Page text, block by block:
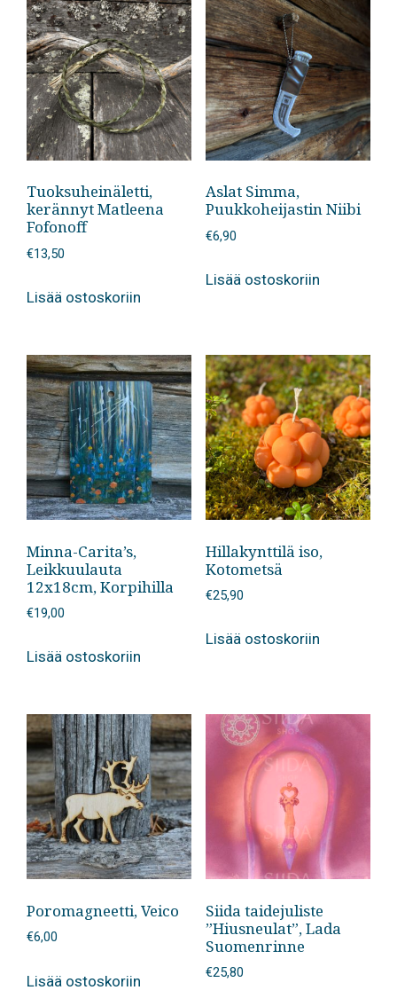
Tuoksuheinäletti,
kerännyt Matleena
Fofonoff
€13,50
Lisää ostoskoriin
Aslat Simma,
Puukkoheijastin Niibi
€6,90
Lisää ostoskoriin
Minna-Carita’s,
Leikkuulauta
12x18cm, Korpihilla
€19,00
Lisää ostoskoriin
Hillakynttilä iso,
Kotometsä
€25,90
Lisää ostoskoriin
Poromagneetti, Veico
€6,00
Lisää ostoskoriin
Siida taidejuliste
”Hiusneulat”, Lada
Suomenrinne
€25,80